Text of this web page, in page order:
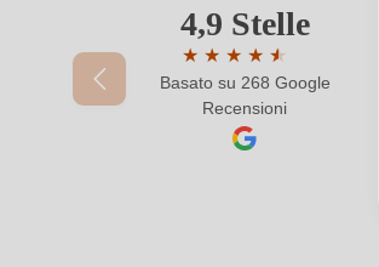
Residuo zuccherino
Il tuo indirizzo e-mail
La tua password
4,9 Stelle
★ ★ ★ ★ ★
★
Valutazione media di
Basato su 268 Google
Recensioni